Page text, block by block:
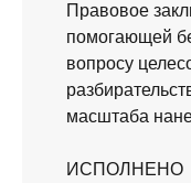
Правовое
помогающей
вопросу
масштаба
ИСПОЛНЕНО